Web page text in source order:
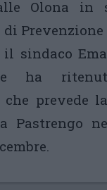
Olona
Prevenzione
il sindaco
ha
che prevede
Pastrengo